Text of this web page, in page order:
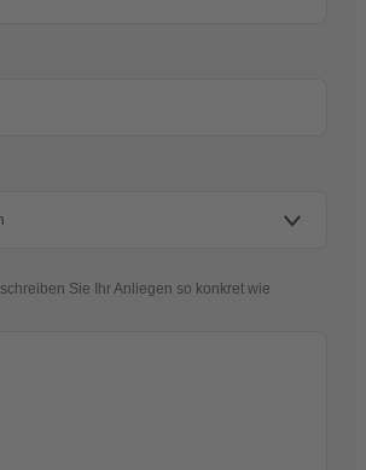
Sie Ihr Anliegen so konkret wie